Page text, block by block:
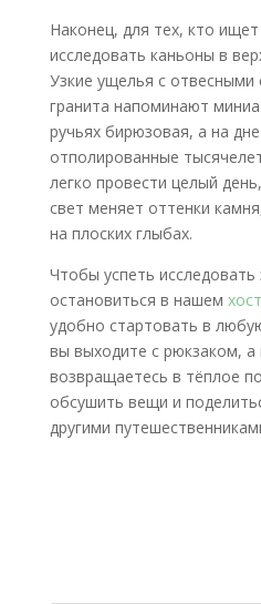
Наконец, для тех, кто
исследовать каньоны в
Узкие ущелья с отвесными
гранита напоминают
ручьях бирюзовая, а на
отполированные
легко провести целый
свет меняет оттенки
на плоских глыбах.
Чтобы успеть исследовать
остановиться в нашем
удобно стартовать в
вы выходите с рюкзаком, а
возвращаетесь в тёплое
обсушить вещи и
другими